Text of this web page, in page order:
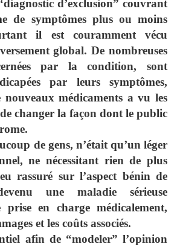
d’exclusion” couvrant
de symptômes plus ou moins
il est couramment vécu
global. De nombreuses
par la condition, sont
par leurs symptômes,
nouveaux médicaments a vu les
changer la façon dont le public
de gens, n’était qu’un léger
ne nécessitant rien de plus
rassuré sur l’aspect bénin de
une maladie sérieuse
prise en charge médicalement,
et les coûts associés.
afin de “modeler” l’opinion